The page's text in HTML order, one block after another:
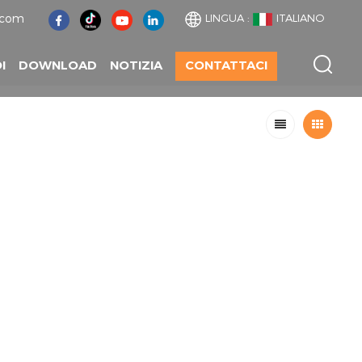
LINGUA : ITALIANO
DOWNLOAD NOTIZIA CONTATTACI